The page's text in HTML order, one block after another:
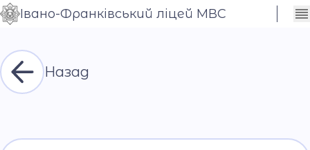
Контраст
Шрифт
Сховати
Івано-Франківський ліцей МВС
Назад